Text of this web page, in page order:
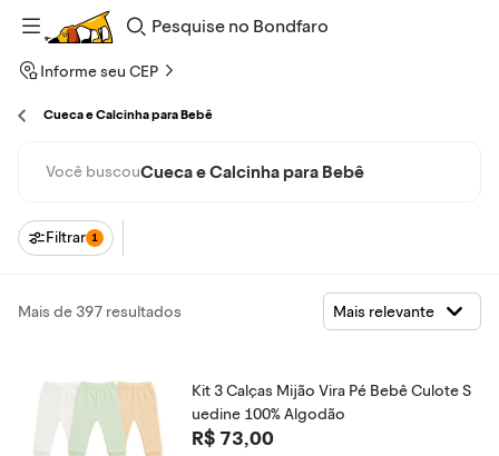
Pesquise
Bondfaro
Informe seu CEP
Cueca e Calcinha para Bebê
Você buscouCueca e Calcinha para Bebê
Filtrar 1
Mais de 397 resultados
Kit 3 Calças Mijão Vira Pé Bebê Culote S
uedine 100% Algodão
R$ 73,00